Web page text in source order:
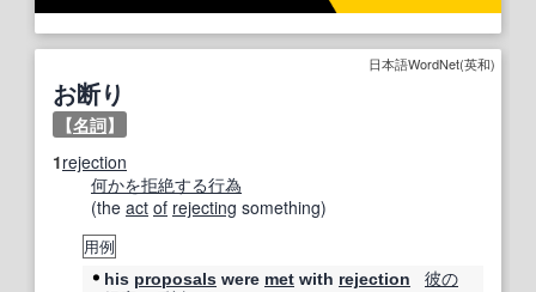
日本語WordNet(英和)
お断り
【名詞】
1rejection
何かを拒絶する行為
(the act of rejecting something)
用例
his proposals were met with rejection
彼の